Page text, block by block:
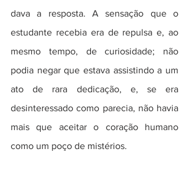
dava a resposta. A sensação que o
estudante recebia era de repulsa e, ao
mesmo tempo, de curiosidade; não
podia negar que estava assistindo a um
ato de rara dedicação, e, se era
desinteressado como parecia, não havia
mais que aceitar o coração humano
como um poço de mistérios.